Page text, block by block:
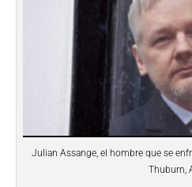
Julian Assange, el hombre que se
Thuburn,